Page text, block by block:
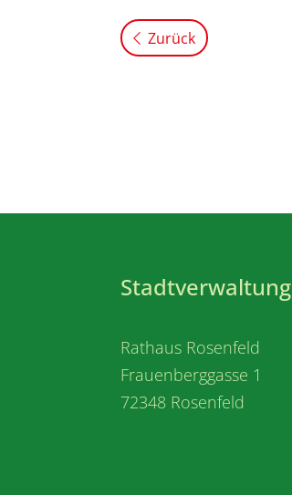
Zurück
Stadtverwaltung
Rathaus Rosenfeld
Frauenberggasse 1
72348 Rosenfeld